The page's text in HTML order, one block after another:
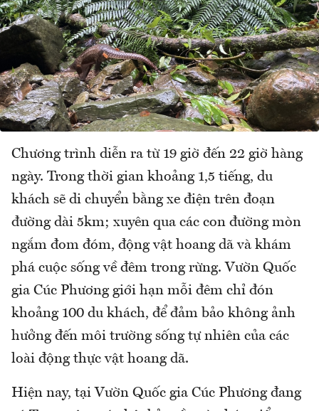
Chương trình diễn ra từ 19 giờ đến 22 giờ hàng
ngày. Trong thời gian khoảng 1,5 tiếng, du
khách sẽ di chuyển bằng xe điện trên đoạn
đường dài 5km; xuyên qua các con đường mòn
ngắm đom đóm, động vật hoang dã và khám
phá cuộc sống về đêm trong rừng. Vườn Quốc
gia Cúc Phương giới hạn mỗi đêm chỉ đón
khoảng 100 du khách, để đảm bảo không ảnh
hưởng đến môi trường sống tự nhiên của các
loài động thực vật hoang dã.
Hiện nay, tại Vườn Quốc gia Cúc Phương đang